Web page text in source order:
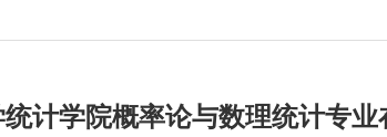
计学院概率论与数理统计专